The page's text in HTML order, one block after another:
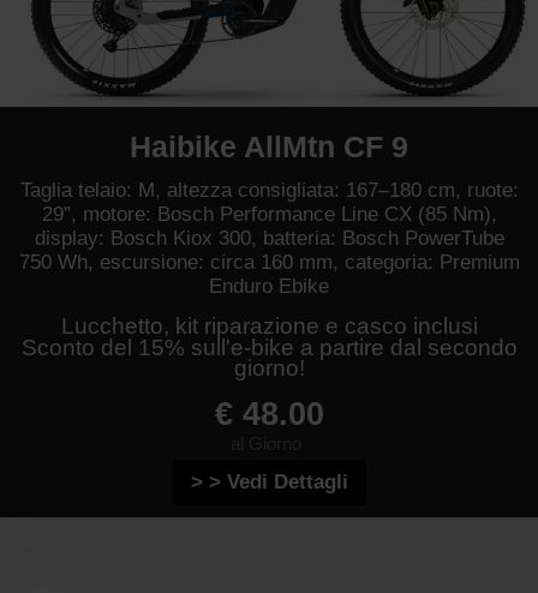
Haibike AllMtn CF 9
Taglia telaio: M, altezza consigliata: 167–180 cm, ruote:
29”, motore: Bosch Performance Line CX (85 Nm),
display: Bosch Kiox 300, batteria: Bosch PowerTube
750 Wh, escursione: circa 160 mm, categoria: Premium
Enduro Ebike
Lucchetto, kit riparazione e casco inclusi
Sconto del 15% sull'e-bike a partire dal secondo
giorno!
€ 48.00
> > Vedi Dettagli